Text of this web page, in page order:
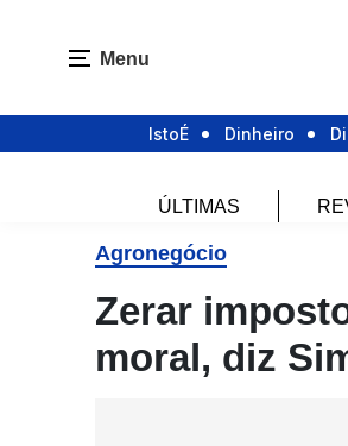
Menu
IstoÉ Dinheiro
ÚLTIMAS
Agronegócio
Zerar
moral, diz